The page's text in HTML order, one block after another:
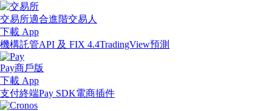
交易所適合進階交易人
下載 App
機構託管API 及 FIX 4.4TradingView預測
Pay商戶版
下載 App
支付終端Pay SDK電商插件